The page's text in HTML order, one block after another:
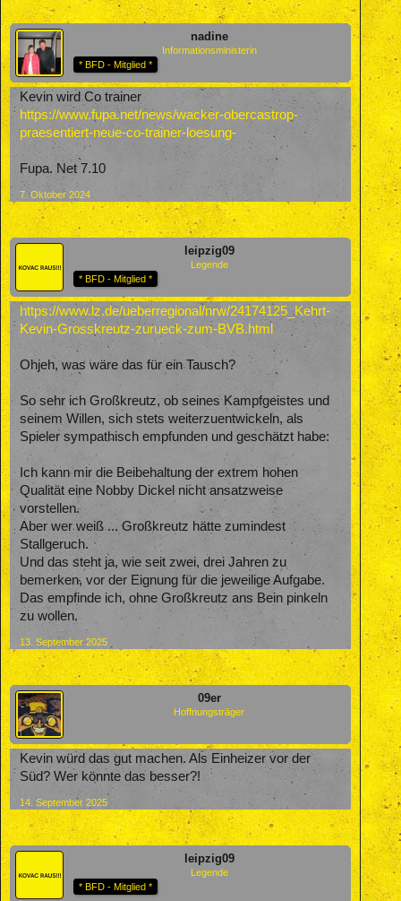
nadine
Informationsministerin
* BFD - Mitglied *
Kevin wird Co trainer
https://www.fupa.net/news/wacker-obercastrop-
praesentiert-neue-co-trainer-loesung-
Fupa. Net 7.10
7. Oktober 2024
leipzig09
Legende
* BFD - Mitglied *
https://www.lz.de/ueberregional/nrw/24174125_Kehrt-
Kevin-Grosskreutz-zurueck-zum-BVB.html
Ohjeh, was wäre das für ein Tausch?
So sehr ich Großkreutz, ob seines Kampfgeistes und
seinem Willen, sich stets weiterzuentwickeln, als
Spieler sympathisch empfunden und geschätzt habe:
Ich kann mir die Beibehaltung der extrem hohen
Qualität eine Nobby Dickel nicht ansatzweise
vorstellen.
Aber wer weiß ... Großkreutz hätte zumindest
Stallgeruch.
Und das steht ja, wie seit zwei, drei Jahren zu
bemerken, vor der Eignung für die jeweilige Aufgabe.
Das empfinde ich, ohne Großkreutz ans Bein pinkeln
zu wollen.
13. September 2025
09er
Hoffnungsträger
Kevin würd das gut machen. Als Einheizer vor der
Süd? Wer könnte das besser?!
14. September 2025
leipzig09
Legende
* BFD - Mitglied *